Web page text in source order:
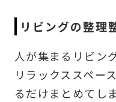
リビングの整理
人が集まるリビン
リラックススペー
るだけまとめてし